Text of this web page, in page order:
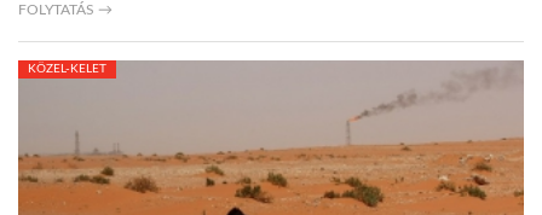
FOLYTATÁS →
KÖZEL-KELET